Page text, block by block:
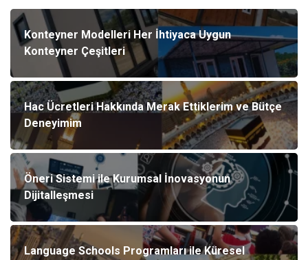
Konteyner Modelleri Her İhtiyaca Uygun
Konteyner Çeşitleri
Hac Ücretleri Hakkında Merak Ettiklerim ve Bütçe
Deneyimim
Öneri Sistemi ile Kurumsal İnovasyonun
Dijitalleşmesi
Language Schools Programları ile Küresel